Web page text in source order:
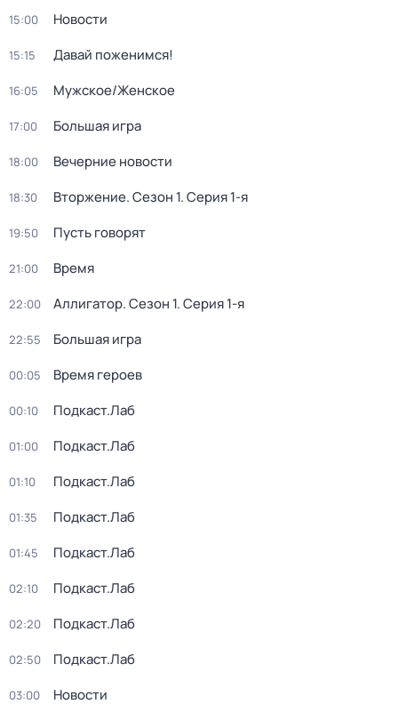
15:00 Новости
15:15 Давай поженимся!
16:05 Мужское/Женское
17:00 Большая игра
18:00 Вечерние новости
18:30 Вторжение. Сезон 1. Серия 1-я
19:50 Пусть говорят
21:00 Время
22:00 Аллигатор. Сезон 1. Серия 1-я
22:55 Большая игра
00:05 Время героев
00:10 Подкаст.Лаб
01:00 Подкаст.Лаб
01:10 Подкаст.Лаб
01:35 Подкаст.Лаб
01:45 Подкаст.Лаб
02:10 Подкаст.Лаб
02:20 Подкаст.Лаб
02:50 Подкаст.Лаб
03:00 Новости